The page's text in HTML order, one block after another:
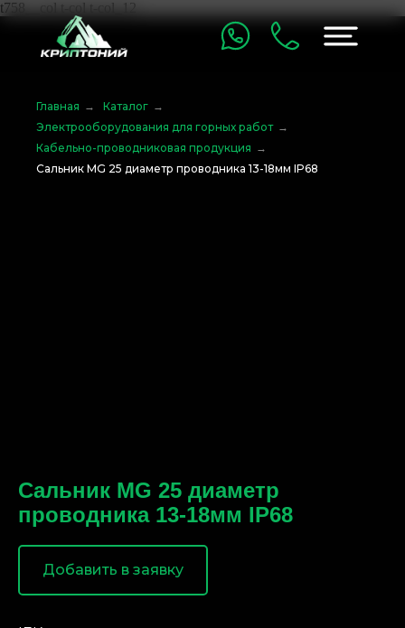
t758__col t-col t-col_12
Главная → Каталог →
Электрооборудования для горных работ →
Кабельно-проводниковая продукция →
Сальник MG 25 диаметр проводника 13-18мм IP68
Сальник MG 25 диаметр
проводника 13-18мм IP68
Добавить в заявку